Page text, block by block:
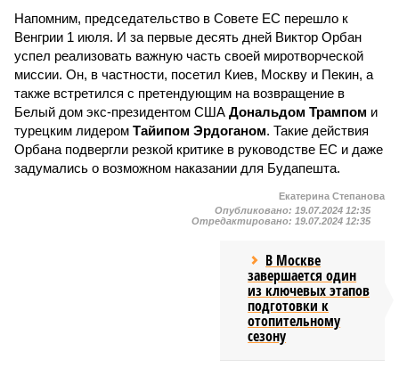
Напомним, председательство в Совете ЕС перешло к
Венгрии 1 июля. И за первые десять дней Виктор Орбан
успел реализовать важную часть своей миротворческой
миссии. Он, в частности, посетил Киев, Москву и Пекин, а
также встретился с претендующим на возвращение в
Белый дом экс-президентом США Дональдом Трампом и
турецким лидером Тайипом Эрдоганом. Такие действия
Орбана подвергли резкой критике в руководстве ЕС и даже
задумались о возможном наказании для Будапешта.
Екатерина Степанова
Опубликовано: 19.07.2024 12:35
Отредактировано: 19.07.2024 12:35
В Москве
завершается один
из ключевых этапов
подготовки к
отопительному
сезону